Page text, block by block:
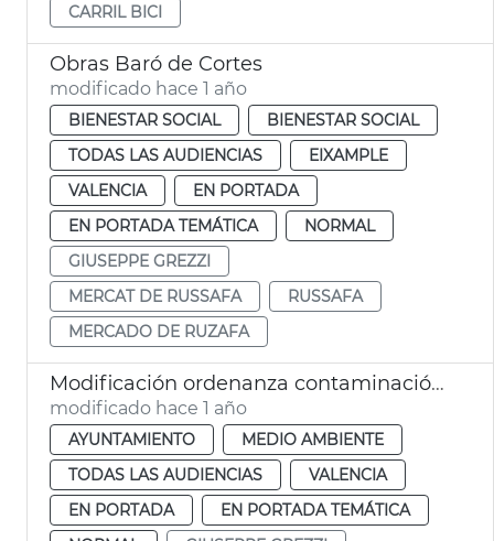
CARRIL BICI
Obras Baró de Cortes
modificado hace 1 año
BIENESTAR SOCIAL
BIENESTAR SOCIAL
TODAS LAS AUDIENCIAS
EIXAMPLE
VALENCIA
EN PORTADA
EN PORTADA TEMÁTICA
NORMAL
GIUSEPPE GREZZI
MERCAT DE RUSSAFA
RUSSAFA
MERCADO DE RUZAFA
Modificación ordenanza contaminación acústica València y Plan Municipal contaminación acústica
modificado hace 1 año
AYUNTAMIENTO
MEDIO AMBIENTE
TODAS LAS AUDIENCIAS
VALENCIA
EN PORTADA
EN PORTADA TEMÁTICA